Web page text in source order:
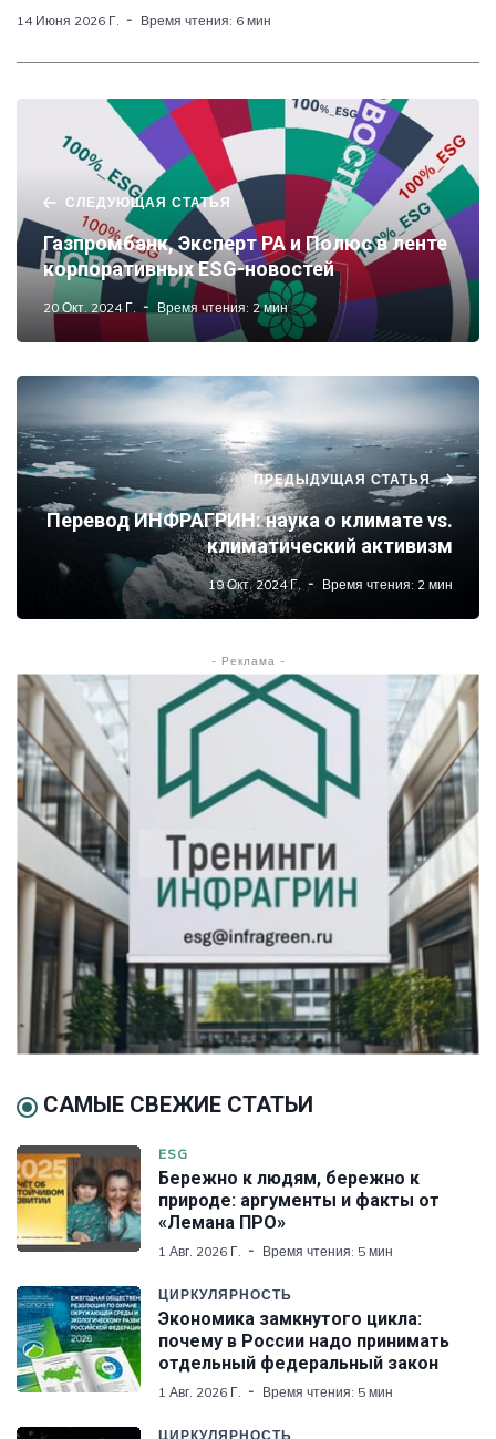
14 Июня 2026 Г. Время чтения: 6 мин
СЛЕДУЮЩАЯ СТАТЬЯ
Газпромбанк, Эксперт РА и Полюс в ленте
корпоративных ESG-новостей
20 Окт. 2024 Г. Время чтения: 2 мин
ПРЕДЫДУЩАЯ СТАТЬЯ
Перевод ИНФРАГРИН: наука о климате vs.
климатический активизм
19 Окт. 2024 Г. Время чтения: 2 мин
- Реклама -
САМЫЕ СВЕЖИЕ СТАТЬИ
ESG
Бережно к людям, бережно к
природе: аргументы и факты от
«Лемана ПРО»
1 Авг. 2026 Г. Время чтения: 5 мин
ЦИРКУЛЯРНОСТЬ
Экономика замкнутого цикла:
почему в России надо принимать
отдельный федеральный закон
1 Авг. 2026 Г. Время чтения: 5 мин
ЦИРКУЛЯРНОСТЬ